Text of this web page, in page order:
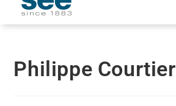
Philippe Courtier